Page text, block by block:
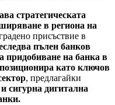
стратегическата
в региона на
присъствие в
пълен банков
придобиване на банка в
като ключов
, предлагайки
сигурна дигитална